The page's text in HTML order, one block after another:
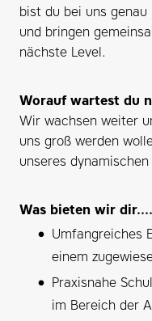
bist du bei uns
und bringen
nächste Level.
Worauf wartest du
Wir wachsen weiter
uns groß werden
unseres dynamischen
Was bieten wir
Umfangreiches
einem
Praxisnahe
im Bereich der